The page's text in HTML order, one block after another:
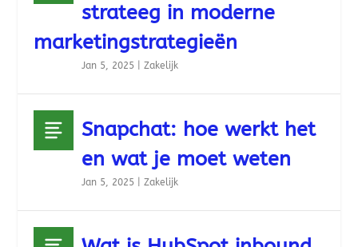
strateeg in moderne
marketingstrategieën
Jan 5, 2025 |Zakelijk
Snapchat: hoe werkt het
en wat je moet weten
Jan 5, 2025 |Zakelijk